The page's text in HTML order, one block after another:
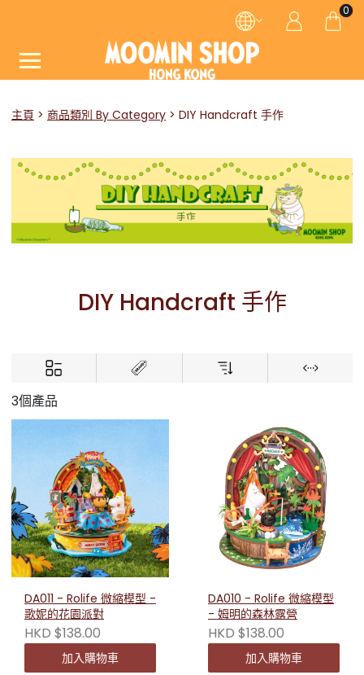
0
主頁 商品類別 By Category DIY Handcraft 手作
DIY Handcraft 手作
3個產品
DA011 - Rolife 微縮模型 -
歌妮的花園派對
HKD $138.00
加入購物車
DA010 - Rolife 微縮模型
- 姆明的森林露營
HKD $138.00
加入購物車